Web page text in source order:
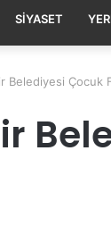
SIYASET
Belediyesi Çocuk